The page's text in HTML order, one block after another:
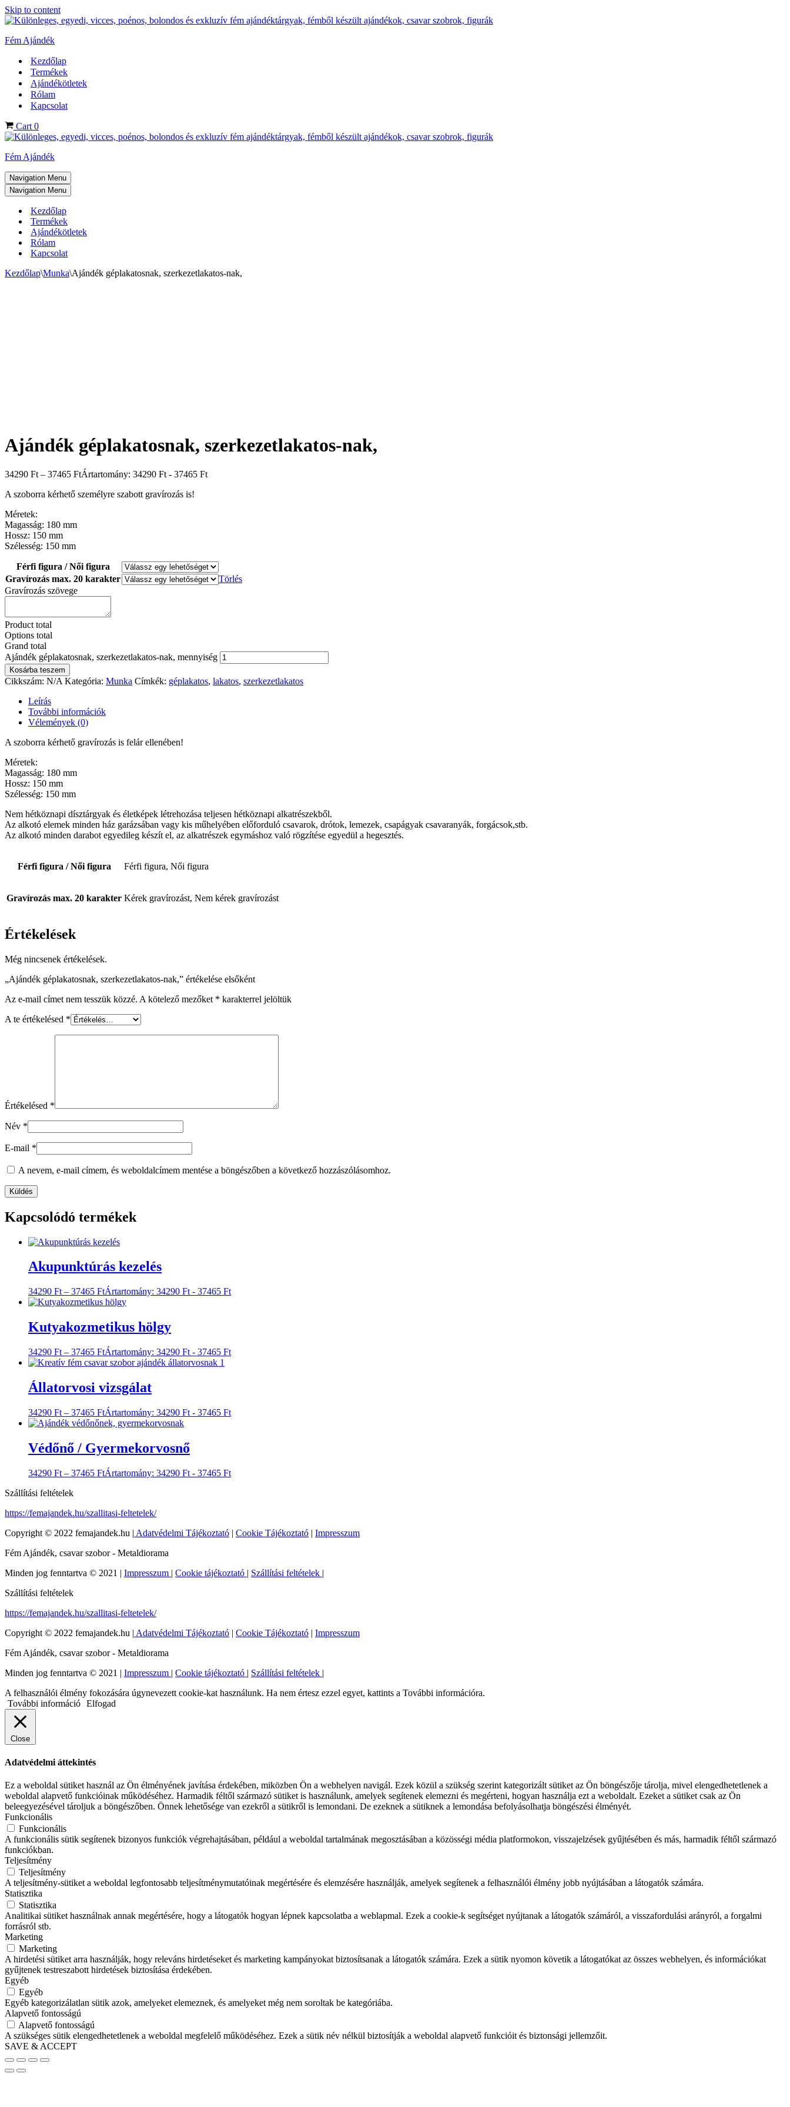
Skip to content
Fém Ajándék
Kezdőlap
Termékek
Ajándékötletek
Rólam
Kapcsolat
Cart 0
Fém Ajándék
Navigation Menu
Navigation Menu
Kezdőlap
Termékek
Ajándékötletek
Rólam
Kapcsolat
Kezdőlap\Munka\Ajándék géplakatosnak, szerkezetlakatos-nak,
Ajándék géplakatosnak, szerkezetlakatos-nak,
34290 Ft – 37465 FtÁrtartomány: 34290 Ft - 37465 Ft
A szoborra kérhető személyre szabott gravírozás is!
Méretek:
Magasság: 180 mm
Hossz: 150 mm
Szélesség: 150 mm
Férfi figura / Női figura
Gravírozás max. 20 karakter
Törlés
Gravírozás szövege
Product total
Options total
Grand total
Ajándék géplakatosnak, szerkezetlakatos-nak, mennyiség
Kosárba teszem
Cikkszám: N/A Kategória: Munka Címkék: géplakatos, lakatos, szerkezetlakatos
Leírás
További információk
Vélemények (0)
A szoborra kérhető gravírozás is felár ellenében!
Méretek:
Magasság: 180 mm
Hossz: 150 mm
Szélesség: 150 mm
Nem hétköznapi dísztárgyak és életképek létrehozása teljesen hétköznapi alkatrészekből.
Az alkotó elemek minden ház garázsában vagy kis műhelyében előforduló csavarok, drótok, lemezek, csapágyak csavaranyák, forgácsok,stb.
Az alkotó minden darabot egyedileg készít el, az alkatrészek egymáshoz való rögzítése egyedül a hegesztés.
Férfi figura / Női figura Férfi figura, Női figura
Gravírozás max. 20 karakter Kérek gravírozást, Nem kérek gravírozást
Értékelések
Még nincsenek értékelések.
„Ajándék géplakatosnak, szerkezetlakatos-nak,” értékelése elsőként
Az e-mail címet nem tesszük közzé. A kötelező mezőket * karakterrel jelöltük
A te értékelésed *
Értékelésed *
Név *
E-mail *
A nevem, e-mail címem, és weboldalcímem mentése a böngészőben a következő hozzászólásomhoz.
Kapcsolódó termékek
Akupunktúrás kezelés
34290 Ft – 37465 FtÁrtartomány: 34290 Ft - 37465 Ft
Kutyakozmetikus hölgy
34290 Ft – 37465 FtÁrtartomány: 34290 Ft - 37465 Ft
Állatorvosi vizsgálat
34290 Ft – 37465 FtÁrtartomány: 34290 Ft - 37465 Ft
Védőnő / Gyermekorvosnő
34290 Ft – 37465 FtÁrtartomány: 34290 Ft - 37465 Ft
Szállítási feltételek
https://femajandek.hu/szallitasi-feltetelek/
Copyright © 2022 femajandek.hu | Adatvédelmi Tájékoztató | Cookie Tájékoztató | Impresszum
Fém Ajándék, csavar szobor - Metaldiorama
Minden jog fenntartva © 2021 | Impresszum | Cookie tájékoztató | Szállítási feltételek |
Szállítási feltételek
https://femajandek.hu/szallitasi-feltetelek/
Copyright © 2022 femajandek.hu | Adatvédelmi Tájékoztató | Cookie Tájékoztató | Impresszum
Fém Ajándék, csavar szobor - Metaldiorama
Minden jog fenntartva © 2021 | Impresszum | Cookie tájékoztató | Szállítási feltételek |
A felhasználói élmény fokozására úgynevezett cookie-kat használunk. Ha nem értesz ezzel egyet, kattints a További információra.
További információ Elfogad
Close
Adatvédelmi áttekintés
Ez a weboldal sütiket használ az Ön élményének javítása érdekében, miközben Ön a webhelyen navigál. Ezek közül a szükség szerint kategorizált sütiket az Ön böngészője tárolja, mivel elengedhetetlenek a
weboldal alapvető funkcióinak működéséhez. Harmadik féltől származó sütiket is használunk, amelyek segítenek elemezni és megérteni, hogyan használja ezt a weboldalt. Ezeket a sütiket csak az Ön
beleegyezésével tároljuk a böngészőben. Önnek lehetősége van ezekről a sütikről is lemondani. De ezeknek a sütiknek a lemondása befolyásolhatja böngészési élményét.
Funkcionális
Funkcionális
A funkcionális sütik segítenek bizonyos funkciók végrehajtásában, például a weboldal tartalmának megosztásában a közösségi média platformokon, visszajelzések gyűjtésében és más, harmadik féltől származó
funkciókban.
Teljesítmény
Teljesítmény
A teljesítmény-sütiket a weboldal legfontosabb teljesítménymutatóinak megértésére és elemzésére használják, amelyek segítenek a felhasználói élmény jobb nyújtásában a látogatók számára.
Statisztika
Statisztika
Analitikai sütiket használnak annak megértésére, hogy a látogatók hogyan lépnek kapcsolatba a weblapmal. Ezek a cookie-k segítséget nyújtanak a látogatók számáról, a visszafordulási arányról, a forgalmi
forrásról stb.
Marketing
Marketing
A hirdetési sütiket arra használják, hogy releváns hirdetéseket és marketing kampányokat biztosítsanak a látogatók számára. Ezek a sütik nyomon követik a látogatókat az összes webhelyen, és információkat
gyűjtenek testreszabott hirdetések biztosítása érdekében.
Egyéb
Egyéb
Egyéb kategorizálatlan sütik azok, amelyeket elemeznek, és amelyeket még nem soroltak be kategóriába.
Alapvető fontosságú
Alapvető fontosságú
A szükséges sütik elengedhetetlenek a weboldal megfelelő működéséhez. Ezek a sütik név nélkül biztosítják a weboldal alapvető funkcióit és biztonsági jellemzőit.
SAVE & ACCEPT